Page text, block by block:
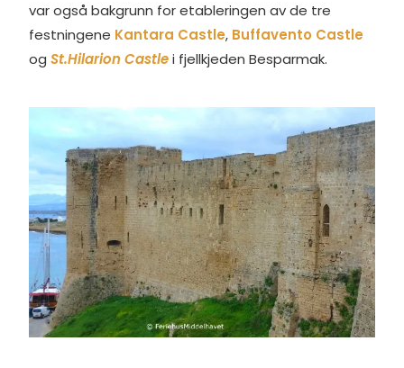
var også bakgrunn for etableringen av de tre
festningene Kantara Castle, Buffavento Castle
ogSt.Hilarion Castlei fjellkjeden Besparmak.